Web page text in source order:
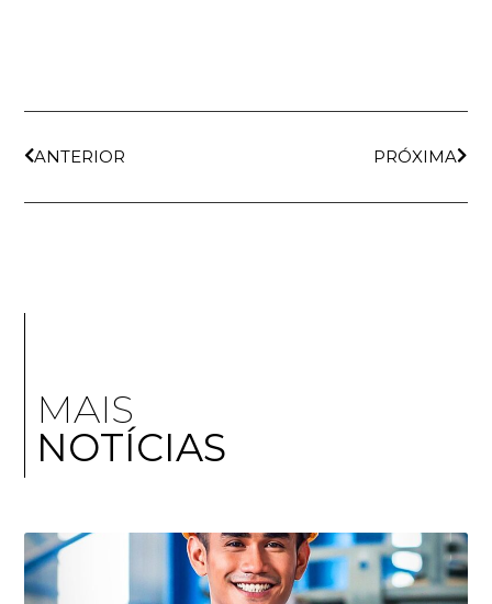
ANTERIOR PRÓXIMA
MAIS
NOTÍCIAS